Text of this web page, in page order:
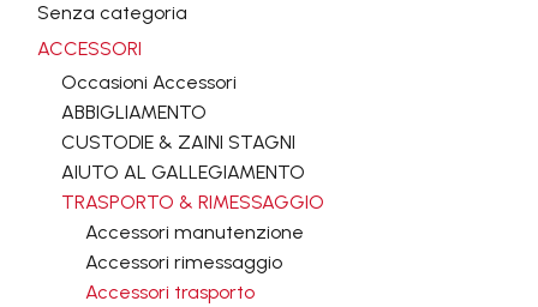
Senza categoria
ACCESSORI
Occasioni Accessori
ABBIGLIAMENTO
CUSTODIE & ZAINI STAGNI
AIUTO AL GALLEGIAMENTO
TRASPORTO & RIMESSAGGIO
Accessori manutenzione
Accessori rimessaggio
Accessori trasporto